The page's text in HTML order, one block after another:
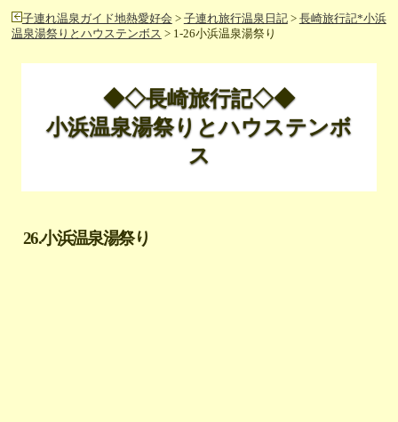
子連れ温泉ガイド地熱愛好会 > 子連れ旅行温泉日記> 長崎旅行記*小浜
温泉湯祭りとハウステンボス > 1-26小浜温泉湯祭り
◆◇長崎旅行記◇◆
小浜温泉湯祭りとハウステンボ
ス
26.小浜温泉湯祭り